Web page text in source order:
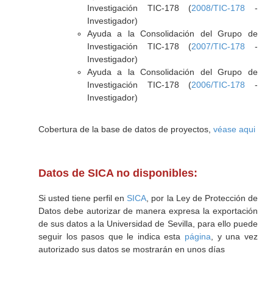
Investigación TIC-178 (2008/TIC-178 -
Investigador)
Ayuda a la Consolidación del Grupo de
Investigación TIC-178 (2007/TIC-178 -
Investigador)
Ayuda a la Consolidación del Grupo de
Investigación TIC-178 (2006/TIC-178 -
Investigador)
Cobertura de la base de datos de proyectos, véase aqui
Datos de SICA no disponibles:
Si usted tiene perfil en SICA , por la Ley de Protección de
Datos debe autorizar de manera expresa la exportación
de sus datos a la Universidad de Sevilla, para ello puede
seguir los pasos que le indica esta página , y una vez
autorizado sus datos se mostrarán en unos días